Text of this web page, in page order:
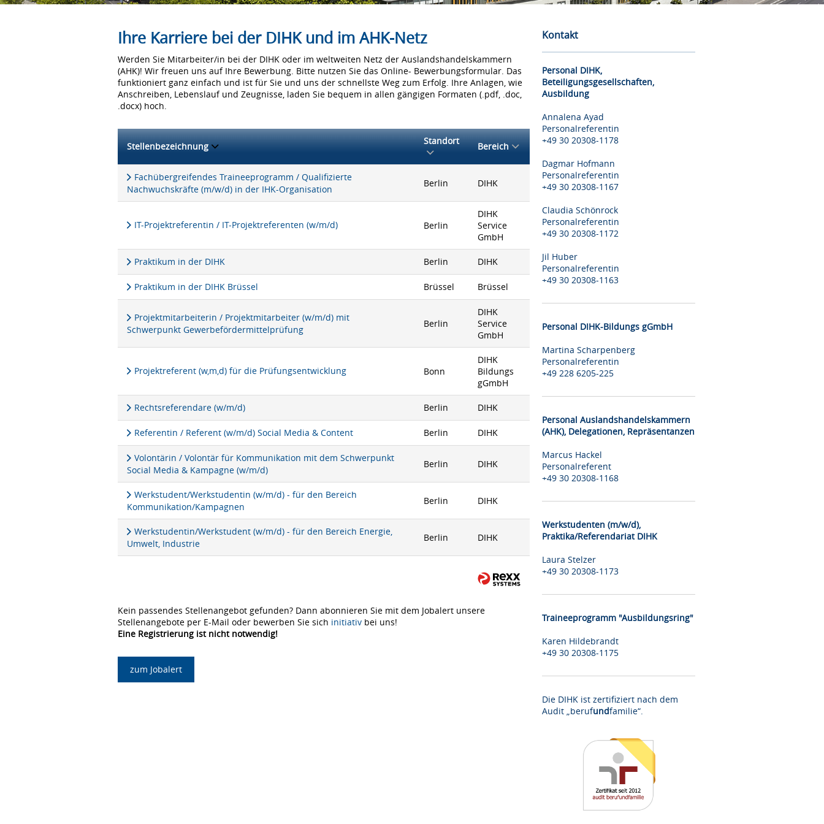
Ihre Karriere bei der DIHK und im AHK-Netz
Werden Sie Mitarbeiter/in bei der DIHK oder im weltweiten Netz der Auslandshandelskammern
(AHK)! Wir freuen uns auf Ihre Bewerbung. Bitte nutzen Sie das Online- Bewerbungsformular. Das
funktioniert ganz einfach und ist für Sie und uns der schnellste Weg zum Erfolg. Ihre Anlagen, wie
Anschreiben, Lebenslauf und Zeugnisse, laden Sie bequem in allen gängigen Formaten (.pdf, .doc,
.docx) hoch.
Stellenbezeichnung Standort Bereich
Fachübergreifendes Traineeprogramm / Qualifizierte
Nachwuchskräfte (m/w/d) in der IHK-Organisation
Berlin DIHK
IT-Projektreferentin / IT-Projektreferenten (w/m/d) Berlin
DIHK
Service
GmbH
Praktikum in der DIHK Berlin DIHK
Praktikum in der DIHK Brüssel Brüssel Brüssel
Projektmitarbeiterin / Projektmitarbeiter (w/m/d) mit
Schwerpunkt Gewerbefördermittelprüfung
Berlin
DIHK
Service
GmbH
Projektreferent (w,m,d) für die Prüfungsentwicklung Bonn
DIHK
Bildungs
gGmbH
Rechtsreferendare (w/m/d) Berlin DIHK
Referentin / Referent (w/m/d) Social Media & Content Berlin DIHK
Volontärin / Volontär für Kommunikation mit dem Schwerpunkt
Social Media & Kampagne (w/m/d)
Berlin DIHK
Werkstudent/Werkstudentin (w/m/d) - für den Bereich
Kommunikation/Kampagnen
Berlin DIHK
Werkstudentin/Werkstudent (w/m/d) - für den Bereich Energie,
Umwelt, Industrie
Berlin DIHK
Kein passendes Stellenangebot gefunden? Dann abonnieren Sie mit dem Jobalert unsere
Stellenangebote per E-Mail oder bewerben Sie sich initiativ bei uns!
Eine Registrierung ist nicht notwendig!
zum Jobalert
Kontakt
Personal DIHK,
Beteiligungsgesellschaften,
Ausbildung
Annalena Ayad
Personalreferentin
+49 30 20308-1178
Dagmar Hofmann
Personalreferentin
+49 30 20308-1167
Claudia Schönrock
Personalreferentin
+49 30 20308-1172
Jil Huber
Personalreferentin
+49 30 20308-1163
Personal DIHK-Bildungs gGmbH
Martina Scharpenberg
Personalreferentin
+49 228 6205-225
Personal Auslandshandelskammern
(AHK), Delegationen, Repräsentanzen
Marcus Hackel
Personalreferent
+49 30 20308-1168
Werkstudenten (m/w/d),
Praktika/Referendariat DIHK
Laura Stelzer
+49 30 20308-1173
Traineeprogramm "Ausbildungsring"
Karen Hildebrandt
+49 30 20308-1175
Die DIHK ist zertifiziert nach dem
Audit „berufundfamilie“.